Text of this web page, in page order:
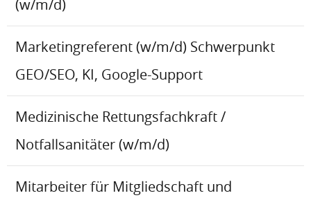
(w/m/d)
Marketingreferent (w/m/d) Schwerpunkt
GEO/SEO, KI, Google-Support
Medizinische Rettungsfachkraft /
Notfallsanitäter (w/m/d)
Mitarbeiter für Mitgliedschaft und